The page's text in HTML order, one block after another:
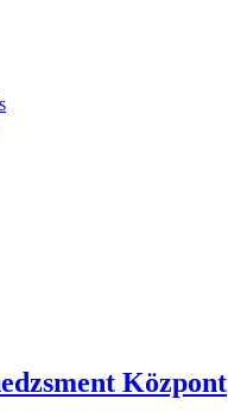
Központ